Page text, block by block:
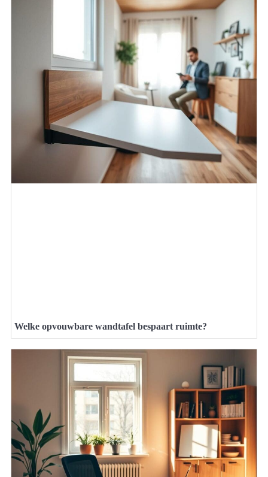
Welke opvouwbare wandtafel bespaart ruimte?